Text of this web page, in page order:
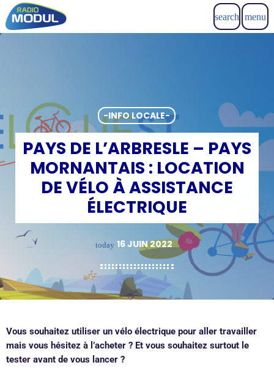
search menu
-INFO LOCALE-
PAYS DE L’ARBRESLE – PAYS
MORNANTAIS : LOCATION
DE VÉLO À ASSISTANCE
ÉLECTRIQUE
today 16 JUIN 2022
Vous souhaitez utiliser un vélo électrique pour aller travailler
mais vous hésitez à l’acheter ? Et vous souhaitez surtout le
tester avant de vous lancer ?